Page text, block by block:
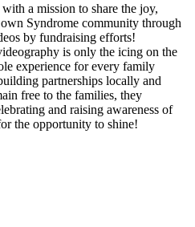
a mission to share the joy,
Syndrome community through
by fundraising efforts!
is only the icing on the
experience for every family
partnerships locally and
free to the families, they
and raising awareness of
the opportunity to shine!